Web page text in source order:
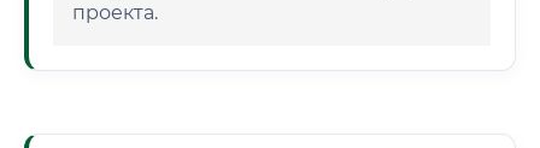
проекта.